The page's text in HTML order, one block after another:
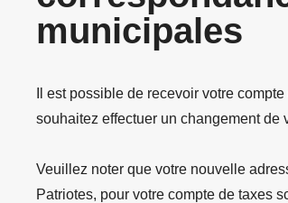
municipales
Il est possible de recevoir votre
souhaitez effectuer un changement
Veuillez noter que votre nouvelle
Patriotes, pour votre compte de taxes